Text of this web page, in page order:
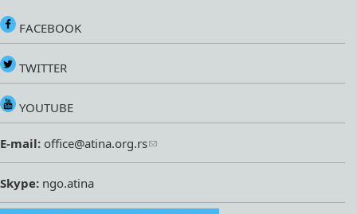
FACEBOOK
TWITTER
YOUTUBE
E-mail: office@atina.org.rs
Skype: ngo.atina